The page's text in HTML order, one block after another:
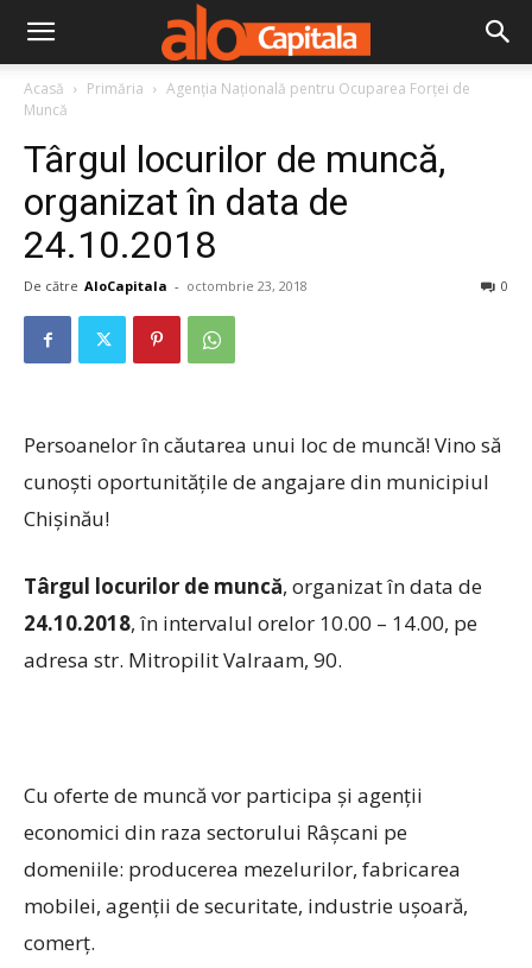
Acasă Primăria
Agenţia Naţională pentru Ocuparea Forţei de
Muncă
Târgul locurilor de muncă,
organizat în data de
24.10.2018
De către AloCapitala - octombrie 23, 2018 0
Persoanelor în căutarea unui loc de muncă! Vino să
cunoști oportunitățile de angajare din municipiul
Chișinău!
Târgul locurilor de muncă, organizat în data de
24.10.2018, în intervalul orelor 10.00 – 14.00, pe
adresa str. Mitropilit Valraam, 90.
Cu oferte de muncă vor participa și agenții
economici din raza sectorului Râșcani pe
domeniile: producerea mezelurilor, fabricarea
mobilei, agenții de securitate, industrie ușoară,
comerț.